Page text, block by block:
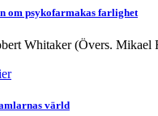
om psykofarmakas farlighet
Whitaker (Övers. Mikael
värld